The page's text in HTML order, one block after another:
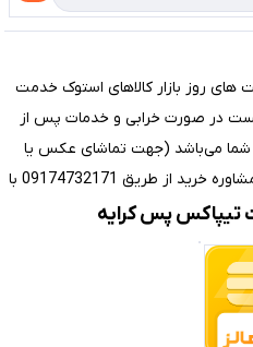
روز بازار کالاهای استوک خدمت
با 7 روز مهلت تست در صورت خرابی و خدمات پس از
شما می‌باشد (جهت تماشای عکس یا
فیلم کالای موردنظرتان، راهنمایی و مشاوره خرید از طریق 09174732171 با
تیپاکس پس کرایه